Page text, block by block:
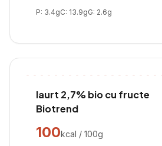
P: 3.4gC: 13.9gG: 2.6g
Iaurt 2,7% bio cu fructe
Biotrend
100kcal / 100g